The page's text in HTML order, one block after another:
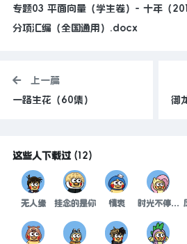
专题03 平面向量（学生卷）- 十年（
分项汇编（全国通用）.docx
上一篇
一路生花（60集）
御
这些人下载过(12)
无人缘 挂念的是你 情衷 时光不停的在转动